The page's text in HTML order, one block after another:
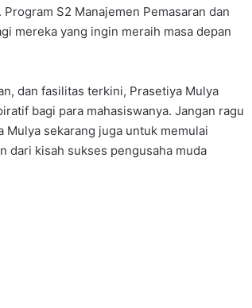
S2 Manajemen Pemasaran dan
mereka yang ingin meraih masa depan
dan fasilitas terkini, Prasetiya Mulya
bagi para mahasiswanya. Jangan ragu
sekarang juga untuk memulai
dari kisah sukses pengusaha muda